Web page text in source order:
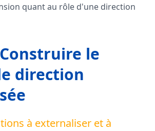
quant au rôle d'une direction
le
direction
à externaliser et à